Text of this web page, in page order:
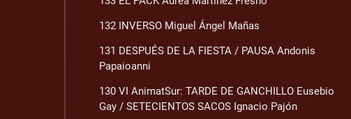
132 INVERSO Miguel Ángel Mañas
131 DESPUÉS DE LA FIESTA / PAUSA Andonis
Papaioanni
130 VI AnimatSur: TARDE DE GANCHILLO Eusebio
Gay / SETECIENTOS SACOS Ignacio Pajón